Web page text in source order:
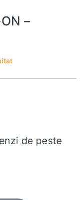
–
de peste